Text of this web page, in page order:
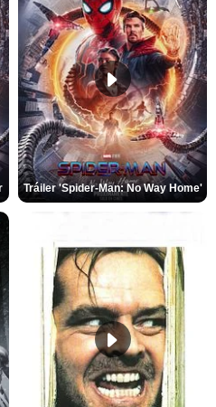
Tráiler 'Spider-Man: No Way Home'